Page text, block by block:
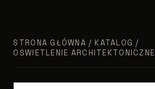
STRONA GŁÓWNA / KATALOG /
OŚWIETLENIE ARCHITEKTONICZNE